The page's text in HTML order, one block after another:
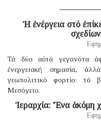
Ἡ ἐνέργεια στό
Τά δύο αὐτά γεγονότα
ἐνεργειακή σημασία,
γεωπολιτικό φορτίο: τό
Μεσόγειο.
Ἱεραρχία: Ἕνα ἀκόμη